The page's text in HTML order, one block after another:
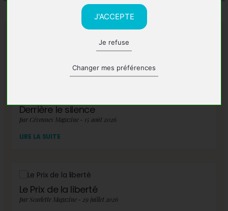
J'ACCEPTE
Je refuse
Changer mes préférences
A lire également
Derrière le silence
par Cévennes Magazine - 15 août 2026
LIRE LA SUITE
Le Prix de la liberté
par Scarlette Magazine - 29 juillet 2026